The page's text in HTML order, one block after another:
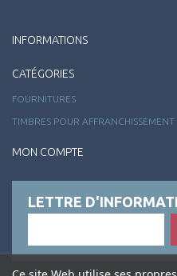
INFORMATIONS
CATÉGORIES
FOURNITURES
TIMBRES POUR AFFRANCHISSEMENT
MON COMPTE
LETTRE